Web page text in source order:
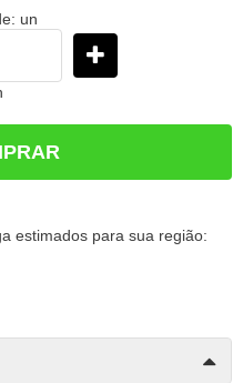
un
estimados para sua região: